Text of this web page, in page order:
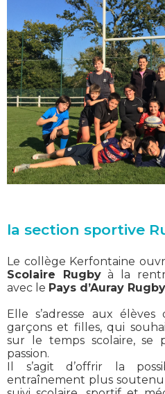
la section sportive
Le collège Kerfontaine
Scolaire Rugbyà la
avec le Pays d’Auray
Elle s’adresse aux
garçons et filles, qui
sur le temps scolaire, se
passion.
Il s’agit d’offrir la
entraînement plus soutenu